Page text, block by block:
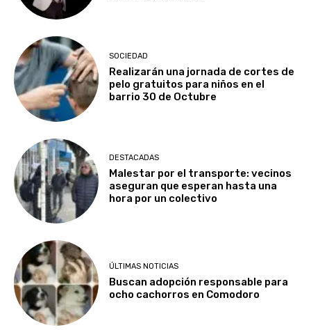
SOCIEDAD
Realizarán una jornada de cortes de
pelo gratuitos para niños en el
barrio 30 de Octubre
DESTACADAS
Malestar por el transporte: vecinos
aseguran que esperan hasta una
hora por un colectivo
ÚLTIMAS NOTICIAS
Buscan adopción responsable para
ocho cachorros en Comodoro